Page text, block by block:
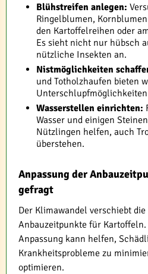
Blühstreifen anlegen:
Ringelblumen,
den Kartoffelreihen oder
Es sieht nicht nur hübsch
nützliche Insekten an.
Nistmöglichkeiten
und Totholzhaufen bieten
Wasserstellen einrichten:
Wasser und einigen
Nützlingen helfen, auch
überstehen.
Anpassung der
gefragt
Der Klimawandel verschiebt
Anbauzeitpunkte für
Anpassung kann helfen,
Krankheitsprobleme zu
optimieren.